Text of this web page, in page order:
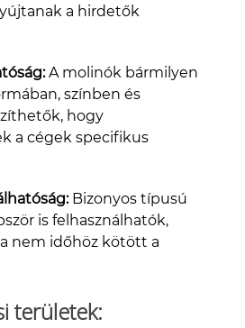
a hirdetők
A molinók bármilyen
színben és
hogy
a cégek specifikus
Bizonyos típusú
is felhasználhatók,
nem időhöz kötött a
területek: